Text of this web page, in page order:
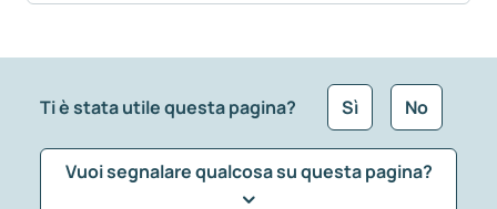
Ti è stata utile questa pagina? Sì No
Vuoi segnalare qualcosa su questa pagina?